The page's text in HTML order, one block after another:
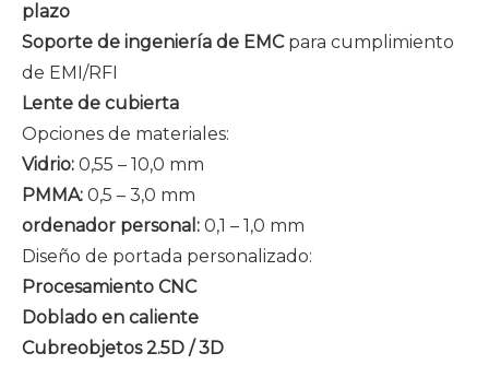
plazo
Soporte de ingeniería de EMC para cumplimiento
de EMI/RFI
Lente de cubierta
Opciones de materiales:
Vidrio: 0,55 – 10,0 mm
PMMA: 0,5 – 3,0 mm
ordenador personal: 0,1 – 1,0 mm
Diseño de portada personalizado:
Procesamiento CNC
Doblado en caliente
Cubreobjetos 2.5D / 3D